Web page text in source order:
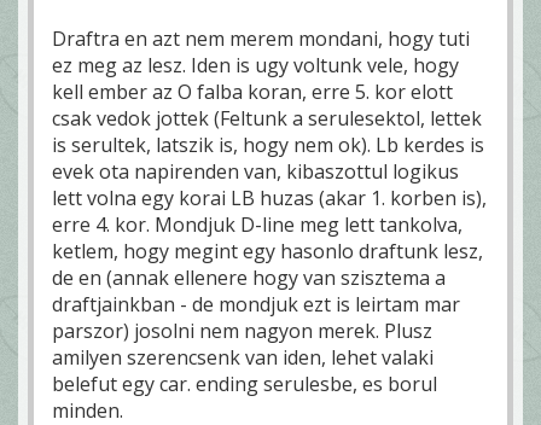
Draftra en azt nem merem mondani, hogy tuti
ez meg az lesz. Iden is ugy voltunk vele, hogy
kell ember az O falba koran, erre 5. kor elott
csak vedok jottek (Feltunk a serulesektol, lettek
is serultek, latszik is, hogy nem ok). Lb kerdes is
evek ota napirenden van, kibaszottul logikus
lett volna egy korai LB huzas (akar 1. korben is),
erre 4. kor. Mondjuk D-line meg lett tankolva,
ketlem, hogy megint egy hasonlo draftunk lesz,
de en (annak ellenere hogy van szisztema a
draftjainkban - de mondjuk ezt is leirtam mar
parszor) josolni nem nagyon merek. Plusz
amilyen szerencsenk van iden, lehet valaki
belefut egy car. ending serulesbe, es borul
minden.